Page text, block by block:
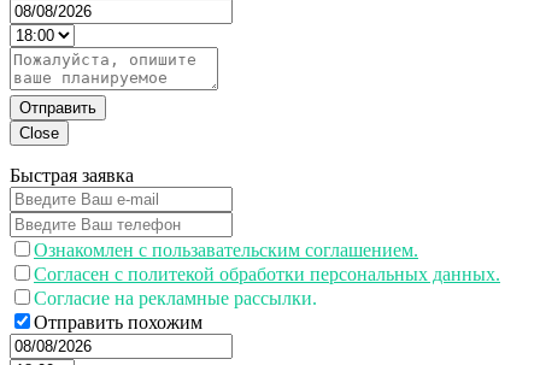
Отправить
Close
Быстрая заявка
Ознакомлен с пользавательским соглашением.
Согласен с политекой обработки персональных данных.
Согласие на рекламные рассылки.
Отправить похожим